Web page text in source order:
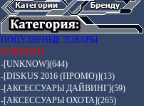
ПОПУЛЯРНЫЕ ТОВАРЫ
НОВИНКИ
-[UNKNOW](644)
-[DISKUS 2016 (ПРОМО)](13)
-[АКСЕССУАРЫ ДАЙВИНГ](59)
-[АКСЕССУАРЫ ОХОТА](265)